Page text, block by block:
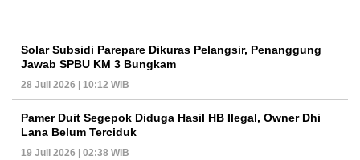
Solar Subsidi Parepare Dikuras Pelangsir, Penanggung
Jawab SPBU KM 3 Bungkam
28 Juli 2026 | 10:12 WIB
Pamer Duit Segepok Diduga Hasil HB Ilegal, Owner Dhi
Lana Belum Terciduk
19 Juli 2026 | 02:38 WIB